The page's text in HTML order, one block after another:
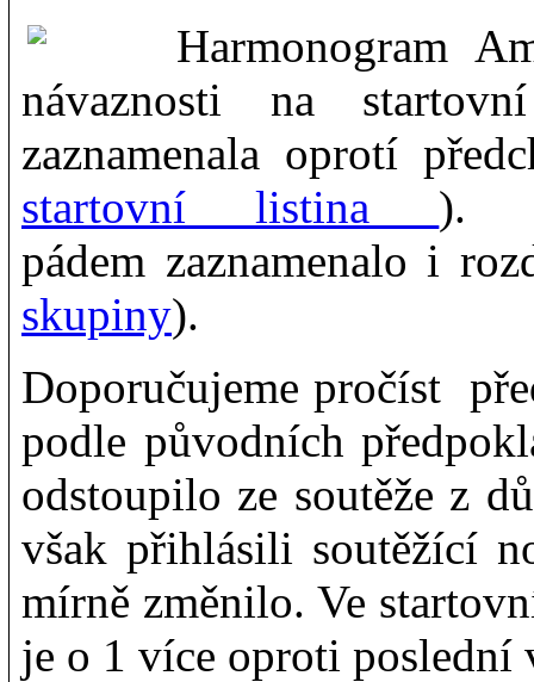
Harmonogram
návaznosti na
zaznamenala oprotí
startovní listina ).
pádem zaznamenalo i
skupiny).
Doporučujeme pročíst
podle původních
odstoupilo ze soutěže z
však přihlásili soutěžící
mírně změnilo. Ve
je o 1 více oproti poslední